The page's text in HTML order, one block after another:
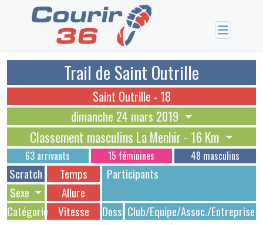
Trail de Saint Outrille
dimanche 24 mars 2019
Saint Outrille - 18
Classement masculins La Menhir - 16 Km
63 arrivants 15 féminines 48 masculins
Scratch Temps
Dossards
Participants
Allure
Vitesse
Sexe
Catégorie
Club/Equipe/Assoc./Entreprise